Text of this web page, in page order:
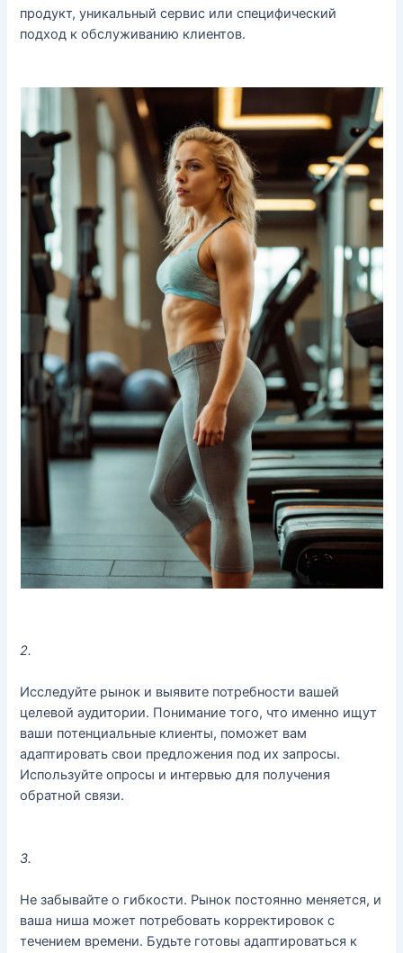
продукт, уникальный сервис или специфический
подход к обслуживанию клиентов.
2.
Исследуйте рынок и выявите потребности вашей
целевой аудитории. Понимание того, что именно ищут
ваши потенциальные клиенты, поможет вам
адаптировать свои предложения под их запросы.
Используйте опросы и интервью для получения
обратной связи.
3.
Не забывайте о гибкости. Рынок постоянно меняется, и
ваша ниша может потребовать корректировок с
течением времени. Будьте готовы адаптироваться к